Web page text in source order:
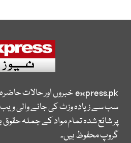
express.pkخبروں اور حالات
سب سے زیادہ وزٹ کی جانے والی
پر شائع شدہ تمام مواد کے جملہ
گروپ محفوظ ہیں۔